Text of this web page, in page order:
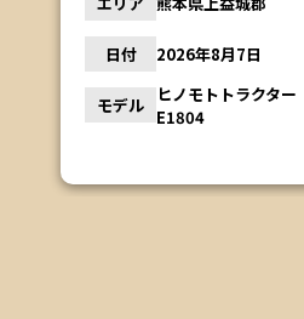
2026年8月6日
ヤンマーコンバイン